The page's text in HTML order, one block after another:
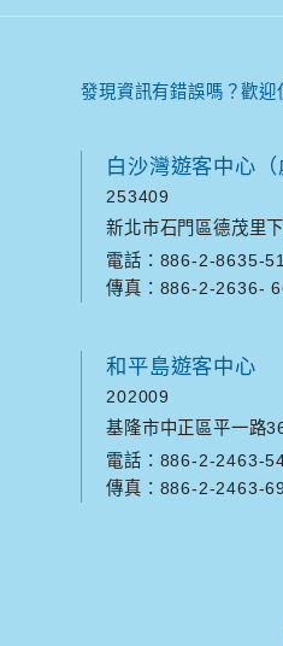
發現資訊有錯誤嗎？歡迎
白沙灣遊客中心（
253409
新北市石門區德茂里
電話：886-2-8635-
傳真：886-2-2636-
和平島遊客中心
202009
基隆市中正區平一路
電話：886-2-2463-
傳真：886-2-2463-